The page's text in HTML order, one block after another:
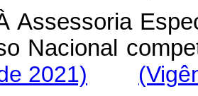
Assessoria
Nacional
2021)